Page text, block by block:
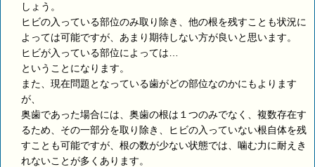
しょう。
ヒビの入っている部位のみ取り除き、他の根を残すことも状況に
よっては可能ですが、あまり期待しない方が良いと思います。
ヒビが入っている部位によっては…
ということになります。
また、現在問題となっている歯がどの部位なのかにもよります
が、
奥歯であった場合には、奥歯の根は１つのみでなく、複数存在す
るため、その一部分を取り除き、ヒビの入っていない根自体を残
すことも可能ですが、根の数が少ない状態では、噛む力に耐えき
れないことが多くあります。